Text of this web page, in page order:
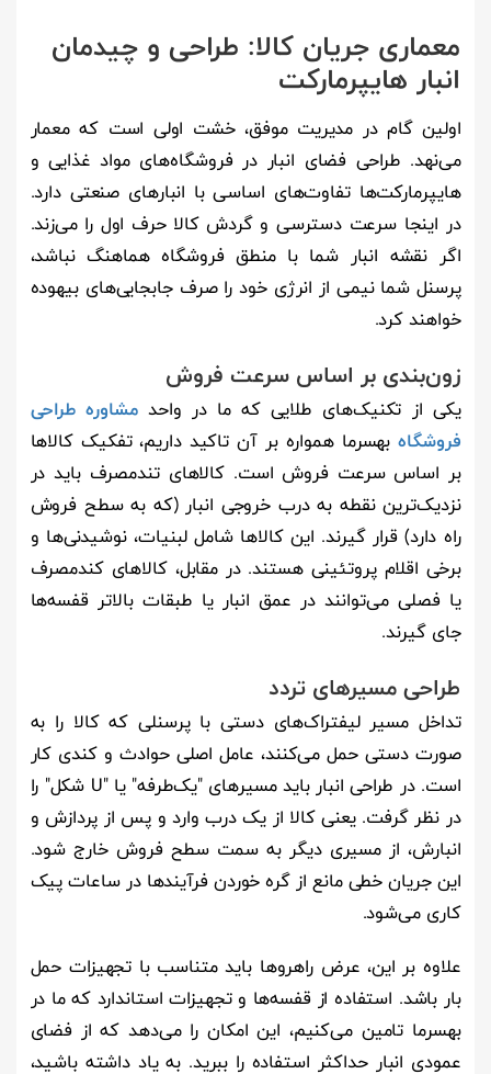
معماری جریان کالا: طراحی و چیدمان
انبار هایپرمارکت
اولین گام در مدیریت موفق، خشت اولی است که معمار
می‌نهد. طراحی فضای انبار در فروشگاه‌های مواد غذایی و
هایپرمارکت‌ها تفاوت‌های اساسی با انبارهای صنعتی دارد.
در اینجا سرعت دسترسی و گردش کالا حرف اول را می‌زند.
اگر نقشه انبار شما با منطق فروشگاه هماهنگ نباشد،
پرسنل شما نیمی از انرژی خود را صرف جابجایی‌های بیهوده
خواهند کرد.
زون‌بندی بر اساس سرعت فروش
یکی از تکنیک‌های طلایی که ما در واحدمشاوره طراحی
فروشگاهبهسرما همواره بر آن تاکید داریم، تفکیک کالاها
بر اساس سرعت فروش است. کالاهای تند‌مصرف باید در
نزدیک‌ترین نقطه به درب خروجی انبار (که به سطح فروش
راه دارد) قرار گیرند. این کالاها شامل لبنیات، نوشیدنی‌ها و
برخی اقلام پروتئینی هستند. در مقابل، کالاهای کند‌مصرف
یا فصلی می‌توانند در عمق انبار یا طبقات بالاتر قفسه‌ها
جای گیرند.
طراحی مسیرهای تردد
تداخل مسیر لیفتراک‌های دستی با پرسنلی که کالا را به
صورت دستی حمل می‌کنند، عامل اصلی حوادث و کندی کار
است. در طراحی انبار باید مسیرهای "یک‌طرفه" یا "U شکل" را
در نظر گرفت. یعنی کالا از یک درب وارد و پس از پردازش و
انبارش، از مسیری دیگر به سمت سطح فروش خارج شود.
این جریان خطی مانع از گره خوردن فرآیندها در ساعات پیک
کاری می‌شود.
علاوه بر این، عرض راهروها باید متناسب با تجهیزات حمل
بار باشد. استفاده از قفسه‌ها و تجهیزات استاندارد که ما در
بهسرما تامین می‌کنیم، این امکان را می‌دهد که از فضای
عمودی انبار حداکثر استفاده را ببرید. به یاد داشته باشید،